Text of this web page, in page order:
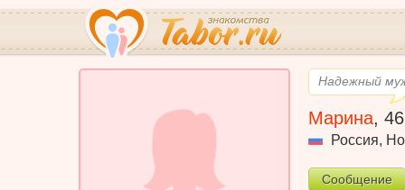
Надежный
Марина, 46
Россия,
Сообщение